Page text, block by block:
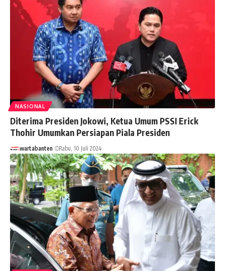
NASIONAL
Diterima Presiden Jokowi, Ketua Umum PSSI Erick
Thohir Umumkan Persiapan Piala Presiden
wartabanten Rabu, 10 Juli 2024